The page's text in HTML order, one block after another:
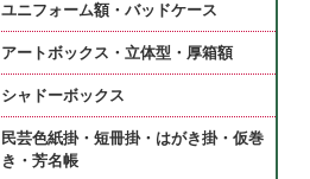
ユニフォーム額・バッドケース
アートボックス・立体型・厚箱額
シャドーボックス
民芸色紙掛・短冊掛・はがき掛・仮巻
き・芳名帳